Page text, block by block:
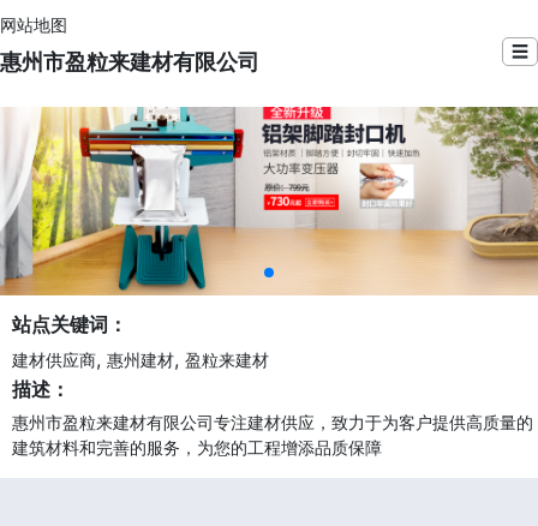
网站地图
惠州市盈粒来建材有限公司 ☰
站点关键词：
建材供应商, 惠州建材, 盈粒来建材
描述：
惠州市盈粒来建材有限公司专注建材供应，致力于为客户提供高质量的
建筑材料和完善的服务，为您的工程增添品质保障